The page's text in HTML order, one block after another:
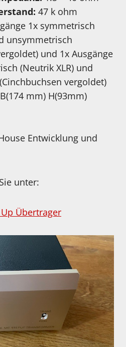
47 k ohm
1x symmetrisch
unsymmetrisch
und 1x Ausgänge
(Neutrik XLR) und
vergoldet)
B(174 mm) H(93mm)
Entwicklung und
unter:
Übertrager